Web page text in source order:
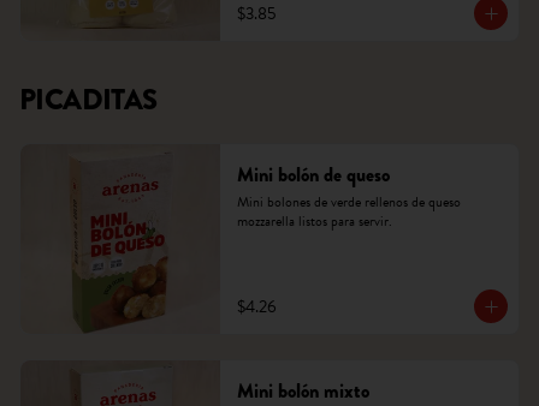
$3.85
PICADITAS
Mini bolón de queso
Mini bolones de verde rellenos de queso
mozzarella listos para servir.
$4.26
Mini bolón mixto